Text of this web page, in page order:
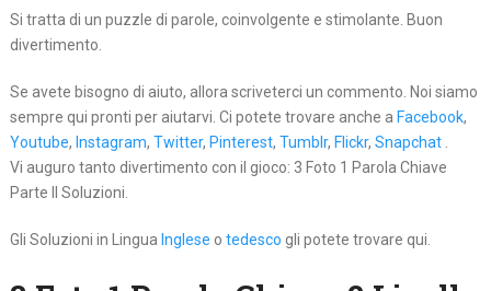
Si tratta di un puzzle di parole, coinvolgente e stimolante. Buon
divertimento.
Se avete bisogno di aiuto, allora scriveterci un commento. Noi siamo
sempre qui pronti per aiutarvi. Ci potete trovare anche a Facebook,
Youtube, Instagram, Twitter, Pinterest, Tumblr, Flickr, Snapchat.
Vi auguro tanto divertimento con il gioco: 3 Foto 1 Parola Chiave
Parte II Soluzioni.
Gli Soluzioni in Lingua Inglese o tedesco gli potete trovare qui.